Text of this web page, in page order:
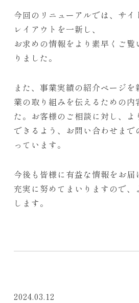
今回のリニューアルでは、サイ
レイアウトを一新し、
お求めの情報をより素早くご覧
りました。
また、事業実績の紹介ページ
業の取り組みを伝えるための内
た。お客様のご相談に対し、よ
できるよう、お問い合わせまで
っています。
今後も皆様に有益な情報をお届
充実に努めてまいりますので、
します。
2024.03.12